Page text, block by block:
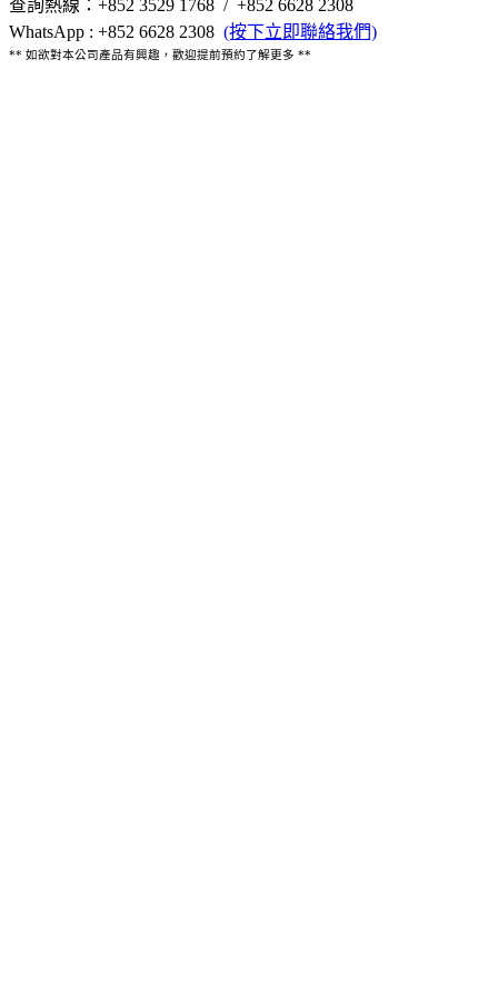
查詢熱線：+852 3529 1768 / +852 6628 2308
WhatsApp : +852 6628 2308 (按下立即聯絡我們)
** 如欲對本公司產品有興趣，歡迎提前預約了解更多 **